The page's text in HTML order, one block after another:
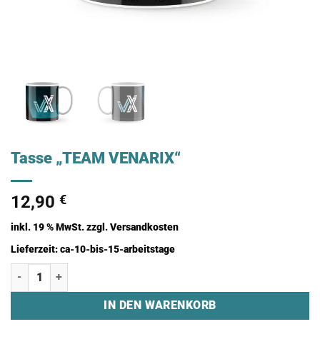
Tasse „TEAM VENARIX“
12,90 €
inkl. 19 % MwSt.zzgl.Versandkosten
Lieferzeit:ca-10-bis-15-arbeitstage
Tasse "TEAM VENARIX" Menge
IN DEN WARENKORB